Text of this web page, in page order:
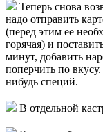
Теперь снова
надо отправить
(перед этим ее
горячая) и
минут, добавить
поперчить по
нибудь специй.
В отдельной